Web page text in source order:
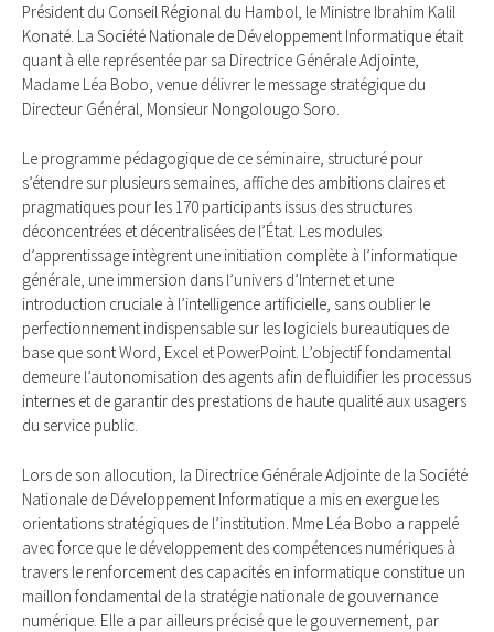
Président du Conseil Régional du Hambol, le Ministre Ibrahim Kalil
Konaté. La Société Nationale de Développement Informatique était
quant à elle représentée par sa Directrice Générale Adjointe,
Madame Léa Bobo, venue délivrer le message stratégique du
Directeur Général, Monsieur Nongolougo Soro.
Le programme pédagogique de ce séminaire, structuré pour
s’étendre sur plusieurs semaines, affiche des ambitions claires et
pragmatiques pour les 170 participants issus des structures
déconcentrées et décentralisées de l’État. Les modules
d’apprentissage intègrent une initiation complète à l’informatique
générale, une immersion dans l’univers d’Internet et une
introduction cruciale à l’intelligence artificielle, sans oublier le
perfectionnement indispensable sur les logiciels bureautiques de
base que sont Word, Excel et PowerPoint. L’objectif fondamental
demeure l’autonomisation des agents afin de fluidifier les processus
internes et de garantir des prestations de haute qualité aux usagers
du service public.
Lors de son allocution, la Directrice Générale Adjointe de la Société
Nationale de Développement Informatique a mis en exergue les
orientations stratégiques de l’institution. Mme Léa Bobo a rappelé
avec force que le développement des compétences numériques à
travers le renforcement des capacités en informatique constitue un
maillon fondamental de la stratégie nationale de gouvernance
numérique. Elle a par ailleurs précisé que le gouvernement, par